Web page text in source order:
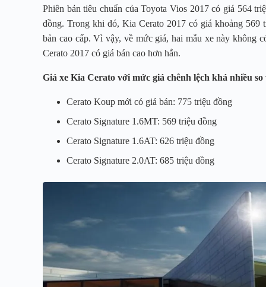
Phiên bản tiêu chuẩn của Toyota Vios 2017 có giá 564
đồng. Trong khi đó, Kia Cerato 2017 có giá khoảng 569
bản cao cấp. Vì vậy, về mức giá, hai mẫu xe này không
Cerato 2017 có giá bán cao hơn hẳn.
Giá xe Kia Cerato với mức giá chênh lệch khá nhiều
Cerato Koup mới có giá bán: 775 triệu đồng
Cerato Signature 1.6MT: 569 triệu đồng
Cerato Signature 1.6AT: 626 triệu đồng
Cerato Signature 2.0AT: 685 triệu đồng